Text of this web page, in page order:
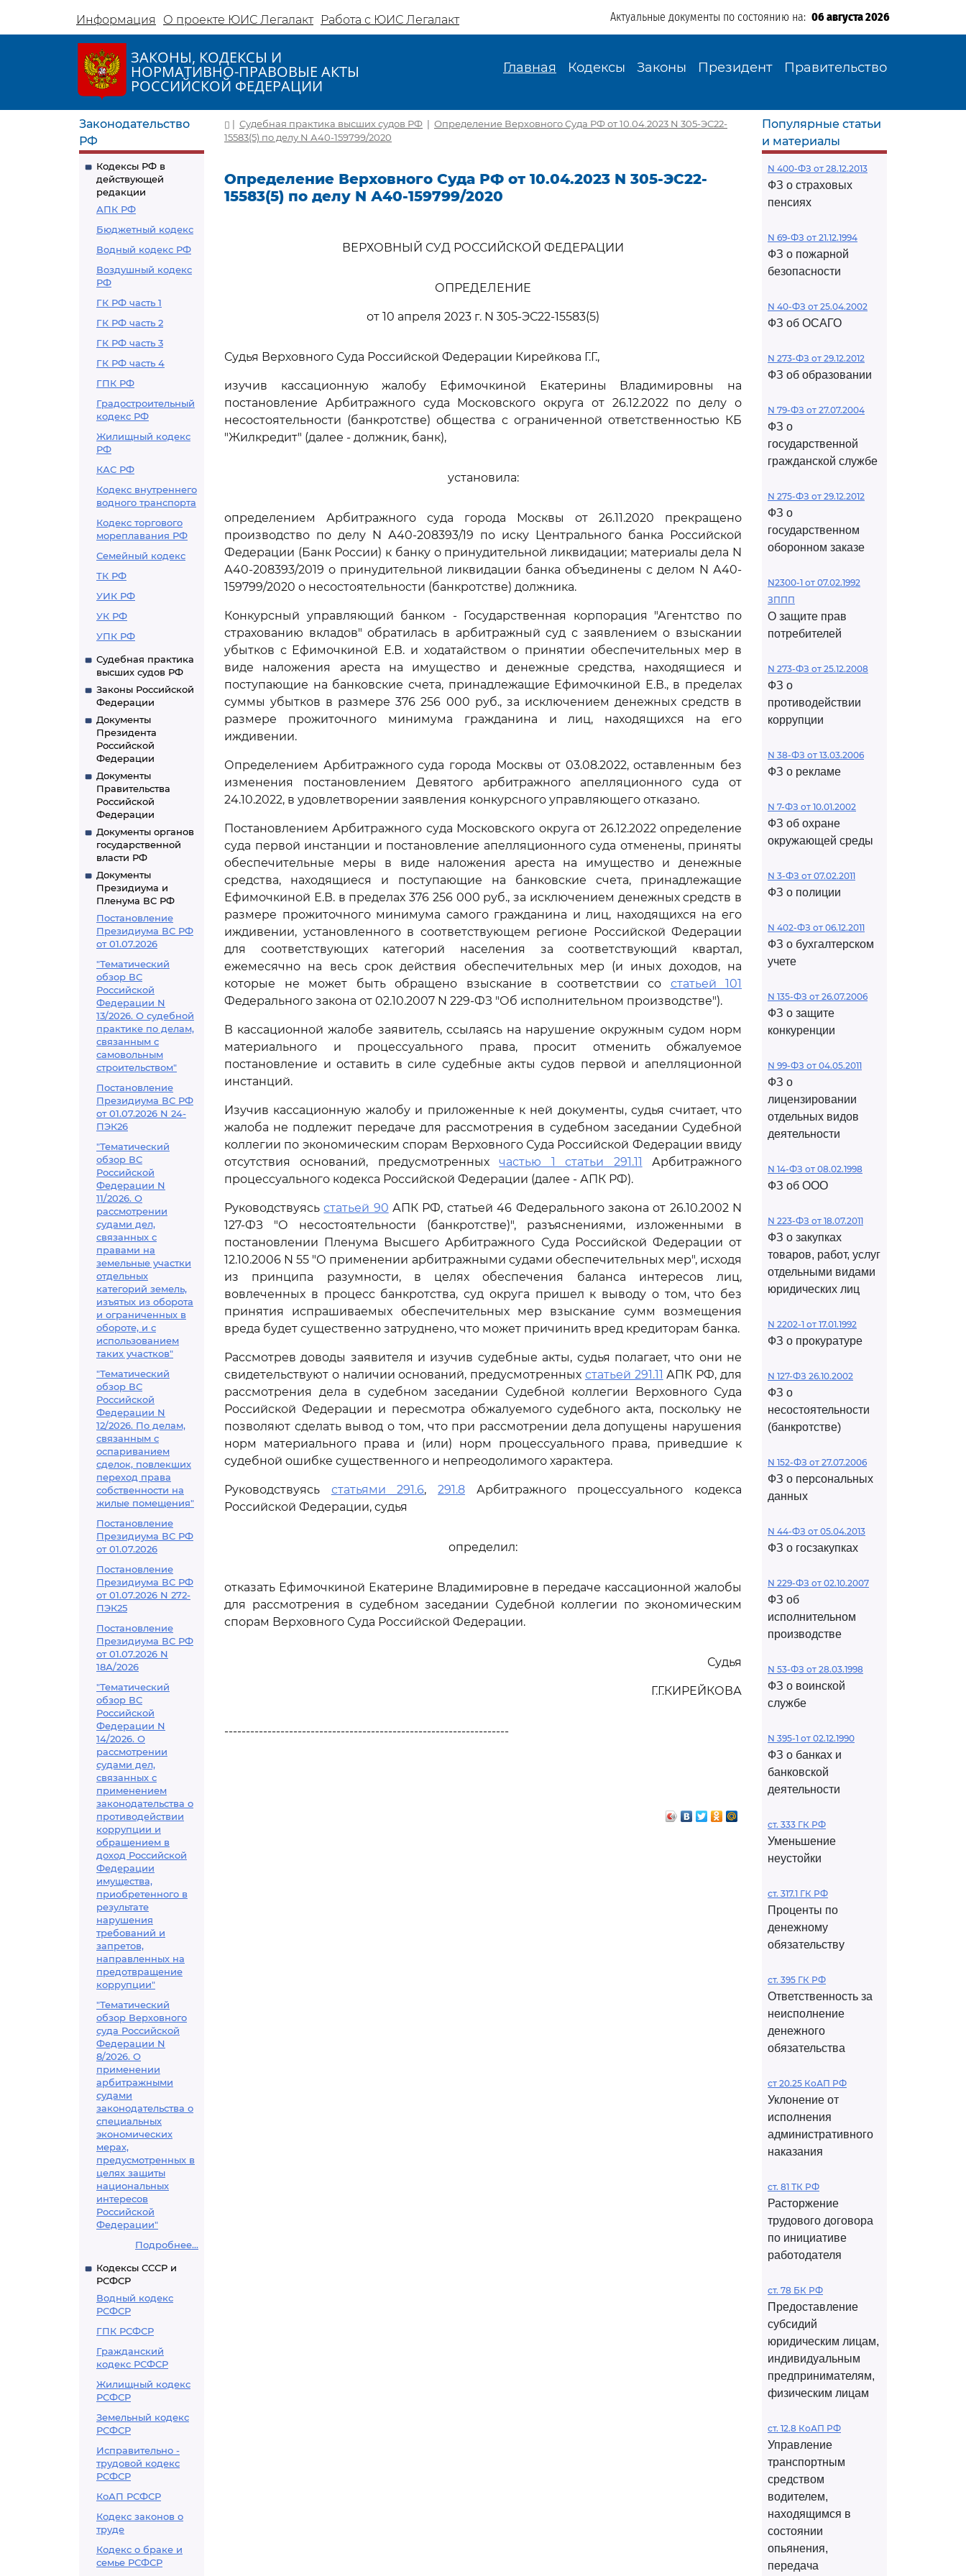
Информация О проекте ЮИС Легалакт Работа с ЮИС Легалакт Актуальные документы по состоянию на: 06 августа 2026
ЗАКОНЫ, КОДЕКСЫ И
НОРМАТИВНО-ПРАВОВЫЕ АКТЫ
РОССИЙСКОЙ ФЕДЕРАЦИИ
Главная Кодексы Законы Президент Правительство
Законодательство
РФ
Кодексы РФ в
действующей
редакции
АПК РФ
Бюджетный кодекс
Водный кодекс РФ
Воздушный кодекс
РФ
ГК РФ часть 1
ГК РФ часть 2
ГК РФ часть 3
ГК РФ часть 4
ГПК РФ
Градостроительный
кодекс РФ
Жилищный кодекс
РФ
КАС РФ
Кодекс внутреннего
водного транспорта
Кодекс торгового
мореплавания РФ
Семейный кодекс
ТК РФ
УИК РФ
УК РФ
УПК РФ
Судебная практика
высших судов РФ
Законы Российской
Федерации
Документы
Президента
Российской
Федерации
Документы
Правительства
Российской
Федерации
Документы органов
государственной
власти РФ
Документы
Президиума и
Пленума ВС РФ
Постановление
Президиума ВС РФ
от 01.07.2026
"Тематический
обзор ВС
Российской
Федерации N
13/2026. О судебной
практике по делам,
связанным с
самовольным
строительством"
Постановление
Президиума ВС РФ
от 01.07.2026 N 24-
ПЭК26
"Тематический
обзор ВС
Российской
Федерации N
11/2026. О
рассмотрении
судами дел,
связанных с
правами на
земельные участки
отдельных
категорий земель,
изъятых из оборота
и ограниченных в
обороте, и с
использованием
таких участков"
"Тематический
обзор ВС
Российской
Федерации N
12/2026. По делам,
связанным с
оспариванием
сделок, повлекших
переход права
собственности на
жилые помещения"
Постановление
Президиума ВС РФ
от 01.07.2026
Постановление
Президиума ВС РФ
от 01.07.2026 N 272-
ПЭК25
Постановление
Президиума ВС РФ
от 01.07.2026 N
18А/2026
"Тематический
обзор ВС
Российской
Федерации N
14/2026. О
рассмотрении
судами дел,
связанных с
применением
законодательства о
противодействии
коррупции и
обращением в
доход Российской
Федерации
имущества,
приобретенного в
результате
нарушения
требований и
запретов,
направленных на
предотвращение
коррупции"
"Тематический
обзор Верховного
суда Российской
Федерации N
8/2026. О
применении
арбитражными
судами
законодательства о
специальных
экономических
мерах,
предусмотренных в
целях защиты
национальных
интересов
Российской
Федерации"
Подробнее...
Кодексы СССР и
РСФСР
Водный кодекс
РСФСР
ГПК РСФСР
Гражданский
кодекс РСФСР
Жилищный кодекс
РСФСР
Земельный кодекс
РСФСР
Исправительно -
трудовой кодекс
РСФСР
КоАП РСФСР
Кодекс законов о
труде
Кодекс о браке и
семье РСФСР
| Судебная практика высших судов РФ | Определение Верховного Суда РФ от 10.04.2023 N 305-ЭС22-
15583(5) по делу N А40-159799/2020
Определение Верховного Суда РФ от 10.04.2023 N 305-ЭС22-
15583(5) по делу N А40-159799/2020
ВЕРХОВНЫЙ СУД РОССИЙСКОЙ ФЕДЕРАЦИИ
ОПРЕДЕЛЕНИЕ
от 10 апреля 2023 г. N 305-ЭС22-15583(5)
Судья Верховного Суда Российской Федерации Кирейкова Г.Г.,
изучив кассационную жалобу Ефимочкиной Екатерины Владимировны на
постановление Арбитражного суда Московского округа от 26.12.2022 по делу о
несостоятельности (банкротстве) общества с ограниченной ответственностью КБ
"Жилкредит" (далее - должник, банк),
установила:
определением Арбитражного суда города Москвы от 26.11.2020 прекращено
производство по делу N А40-208393/19 по иску Центрального банка Российской
Федерации (Банк России) к банку о принудительной ликвидации; материалы дела N
А40-208393/2019 о принудительной ликвидации банка объединены с делом N А40-
159799/2020 о несостоятельности (банкротстве) должника.
Конкурсный управляющий банком - Государственная корпорация "Агентство по
страхованию вкладов" обратилась в арбитражный суд с заявлением о взыскании
убытков с Ефимочкиной Е.В. и ходатайством о принятии обеспечительных мер в
виде наложения ареста на имущество и денежные средства, находящиеся и
поступающие на банковские счета, принадлежащие Ефимочкиной Е.В., в пределах
суммы убытков в размере 376 256 000 руб., за исключением денежных средств в
размере прожиточного минимума гражданина и лиц, находящихся на его
иждивении.
Определением Арбитражного суда города Москвы от 03.08.2022, оставленным без
изменения постановлением Девятого арбитражного апелляционного суда от
24.10.2022, в удовлетворении заявления конкурсного управляющего отказано.
Постановлением Арбитражного суда Московского округа от 26.12.2022 определение
суда первой инстанции и постановление апелляционного суда отменены, приняты
обеспечительные меры в виде наложения ареста на имущество и денежные
средства, находящиеся и поступающие на банковские счета, принадлежащие
Ефимочкиной Е.В. в пределах 376 256 000 руб., за исключением денежных средств в
размере прожиточного минимума самого гражданина и лиц, находящихся на его
иждивении, установленного в соответствующем регионе Российской Федерации
для соответствующих категорий населения за соответствующий квартал,
ежемесячно на весь срок действия обеспечительных мер (и иных доходов, на
которые не может быть обращено взыскание в соответствии со статьей 101
Федерального закона от 02.10.2007 N 229-ФЗ "Об исполнительном производстве").
В кассационной жалобе заявитель, ссылаясь на нарушение окружным судом норм
материального и процессуального права, просит отменить обжалуемое
постановление и оставить в силе судебные акты судов первой и апелляционной
инстанций.
Изучив кассационную жалобу и приложенные к ней документы, судья считает, что
жалоба не подлежит передаче для рассмотрения в судебном заседании Судебной
коллегии по экономическим спорам Верховного Суда Российской Федерации ввиду
отсутствия оснований, предусмотренныхчастью 1 статьи 291.11 Арбитражного
процессуального кодекса Российской Федерации (далее - АПК РФ).
Руководствуясьстатьей 90 АПК РФ, статьей 46 Федерального закона от 26.10.2002 N
127-ФЗ "О несостоятельности (банкротстве)", разъяснениями, изложенными в
постановлении Пленума Высшего Арбитражного Суда Российской Федерации от
12.10.2006 N 55 "О применении арбитражными судами обеспечительных мер", исходя
из принципа разумности, в целях обеспечения баланса интересов лиц,
вовлеченных в процесс банкротства, суд округа пришел к выводу о том, что без
принятия испрашиваемых обеспечительных мер взыскание сумм возмещения
вреда будет существенно затруднено, что может причинить вред кредиторам банка.
Рассмотрев доводы заявителя и изучив судебные акты, судья полагает, что они не
свидетельствуют о наличии оснований, предусмотренных статьей 291.11 АПК РФ, для
рассмотрения дела в судебном заседании Судебной коллегии Верховного Суда
Российской Федерации и пересмотра обжалуемого судебного акта, поскольку не
позволяют сделать вывод о том, что при рассмотрении дела допущены нарушения
норм материального права и (или) норм процессуального права, приведшие к
судебной ошибке существенного и непреодолимого характера.
Руководствуясь статьями 291.6,291.8 Арбитражного процессуального кодекса
Российской Федерации, судья
определил:
отказать Ефимочкиной Екатерине Владимировне в передаче кассационной жалобы
для рассмотрения в судебном заседании Судебной коллегии по экономическим
спорам Верховного Суда Российской Федерации.
Судья
Г.Г.КИРЕЙКОВА
------------------------------------------------------------------
Популярные статьи
и материалы
N 400-ФЗ от 28.12.2013
ФЗ о страховых
пенсиях
N 69-ФЗ от 21.12.1994
ФЗ о пожарной
безопасности
N 40-ФЗ от 25.04.2002
ФЗ об ОСАГО
N 273-ФЗ от 29.12.2012
ФЗ об образовании
N 79-ФЗ от 27.07.2004
ФЗ о
государственной
гражданской службе
N 275-ФЗ от 29.12.2012
ФЗ о
государственном
оборонном заказе
N2300-1 от 07.02.1992
ЗППП
О защите прав
потребителей
N 273-ФЗ от 25.12.2008
ФЗ о
противодействии
коррупции
N 38-ФЗ от 13.03.2006
ФЗ о рекламе
N 7-ФЗ от 10.01.2002
ФЗ об охране
окружающей среды
N 3-ФЗ от 07.02.2011
ФЗ о полиции
N 402-ФЗ от 06.12.2011
ФЗ о бухгалтерском
учете
N 135-ФЗ от 26.07.2006
ФЗ о защите
конкуренции
N 99-ФЗ от 04.05.2011
ФЗ о
лицензировании
отдельных видов
деятельности
N 14-ФЗ от 08.02.1998
ФЗ об ООО
N 223-ФЗ от 18.07.2011
ФЗ о закупках
товаров, работ, услуг
отдельными видами
юридических лиц
N 2202-1 от 17.01.1992
ФЗ о прокуратуре
N 127-ФЗ 26.10.2002
ФЗ о
несостоятельности
(банкротстве)
N 152-ФЗ от 27.07.2006
ФЗ о персональных
данных
N 44-ФЗ от 05.04.2013
ФЗ о госзакупках
N 229-ФЗ от 02.10.2007
ФЗ об
исполнительном
производстве
N 53-ФЗ от 28.03.1998
ФЗ о воинской
службе
N 395-1 от 02.12.1990
ФЗ о банках и
банковской
деятельности
ст. 333 ГК РФ
Уменьшение
неустойки
ст. 317.1 ГК РФ
Проценты по
денежному
обязательству
ст. 395 ГК РФ
Ответственность за
неисполнение
денежного
обязательства
ст 20.25 КоАП РФ
Уклонение от
исполнения
административного
наказания
ст. 81 ТК РФ
Расторжение
трудового договора
по инициативе
работодателя
ст. 78 БК РФ
Предоставление
субсидий
юридическим лицам,
индивидуальным
предпринимателям,
физическим лицам
ст. 12.8 КоАП РФ
Управление
транспортным
средством
водителем,
находящимся в
состоянии
опьянения,
передача